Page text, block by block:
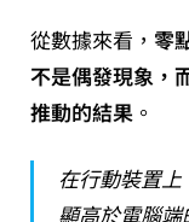
從數據來看， 零
不是偶發現象，
推動的結果 。
在行動裝置
顯高於電腦